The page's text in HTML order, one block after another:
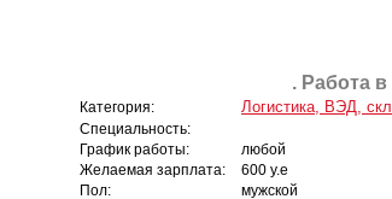
. Работа
Категория: Логистика, ВЭД,
Специальность:
График работы:
любой
Желаемая зарплата:
600 у.е
Пол:
мужской